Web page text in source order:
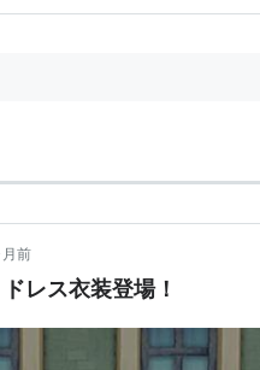
当にシンプルに仕…
前
レス衣装登場！